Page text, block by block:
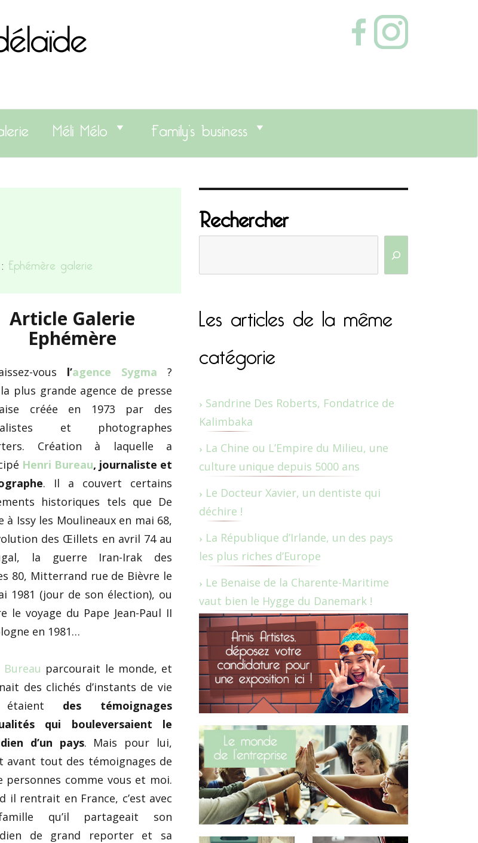
Méli Mélo Family’s business
Ephémère galerie
Article Galerie
Ephémère
vous l’agence Sygma ?
la plus grande agence de presse
créée en 1973 par des
et photographes
Création à laquelle a
Henri Bureau, journaliste et
. Il a couvert certains
historiques tels que De
à Issy les Moulineaux en mai 68,
des Œillets en avril 74 au
la guerre Iran-Irak des
80, Mitterrand rue de Bièvre le
1981 (jour de son élection), ou
le voyage du Pape Jean-Paul II
en 1981…
Bureau parcourait le monde, et
des clichés d’instants de vie
des témoignages
qui bouleversaient le
d’un pays. Mais pour lui,
avant tout des témoignages de
personnes comme vous et moi.
il rentrait en France, c’est avec
qu’il partageait son
de grand reporter et sa
Rechercher
Les articles de la même
catégorie
Sandrine Des Roberts, Fondatrice de
Kalimbaka
La Chine ou L’Empire du Milieu, une
culture unique depuis 5000 ans
Le Docteur Xavier, un dentiste qui
déchire !
La République d’Irlande, un des pays
les plus riches d’Europe
Le Benaise de la Charente-Maritime
vaut bien le Hygge du Danemark !